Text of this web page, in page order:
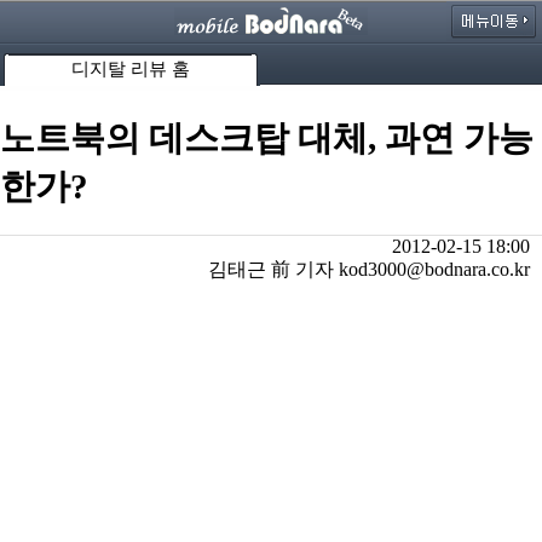
디지탈 리뷰 홈
노트북의 데스크탑 대체, 과연 가능
한가?
2012-02-15 18:00
김태근 前 기자 kod3000@bodnara.co.kr